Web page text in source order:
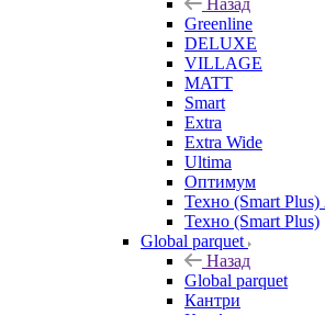
Назад
Greenline
DELUXE
VILLAGE
MATT
Smart
Extra
Extra Wide
Ultima
Оптимум
Техно (Smart
Техно (Smart Plus)
Global parquet
Назад
Global parquet
Кантри